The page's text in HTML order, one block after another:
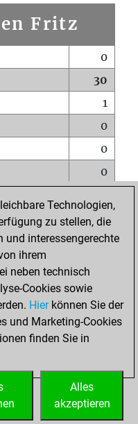
Fritz
0
30
1
0
0
0
0
0
0
Technologien,
zu stellen, die
und interessengerechte
ihrem
neben technisch
Cookies sowie
Hierkönnen Sie der
und Marketing-Cookies
finden Sie in
Alles
akzeptieren